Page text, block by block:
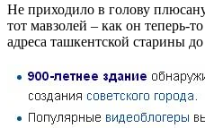
Не приходило в голову
тот мавзолей – как он теперь-
адреса ташкентской старины